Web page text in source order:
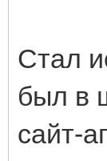
Стал
был в
сайт-